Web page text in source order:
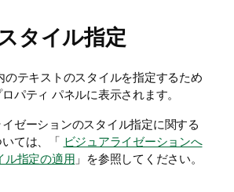
タイル指定
のテキストのスタイルを指定するため
パティ パネルに表示されます。
ゼーションのスタイル指定に関する
ては、「 ビジュアライゼーションへ
ル指定の適用 」を参照してください。